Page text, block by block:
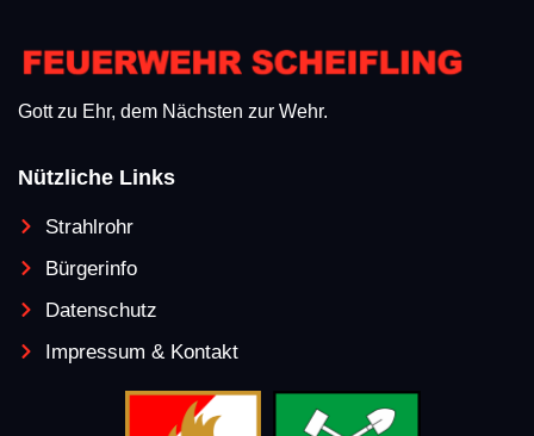
Gott zu Ehr, dem Nächsten zur Wehr.
Nützliche Links
Strahlrohr
Bürgerinfo
Datenschutz
Impressum & Kontakt